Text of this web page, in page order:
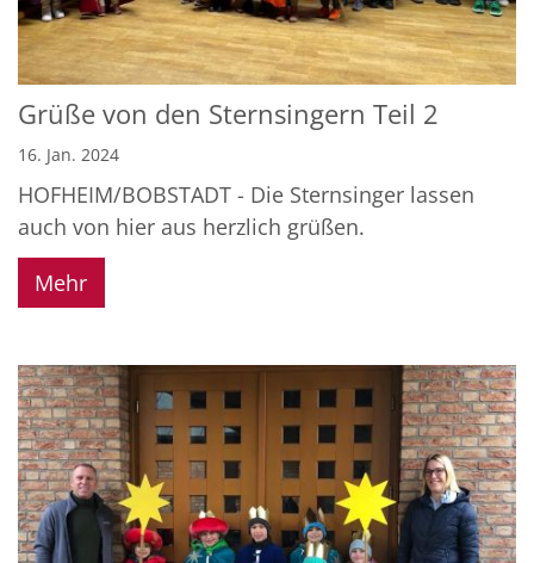
Grüße von den Sternsingern Teil 2
16. Jan. 2024
HOFHEIM/BOBSTADT - Die Sternsinger lassen
auch von hier aus herzlich grüßen.
Mehr